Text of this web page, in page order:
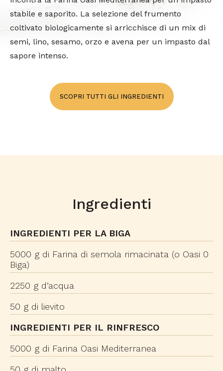
stabile e saporito. La selezione del frumento
coltivato biologicamente si arricchisce di un mix di
semi, lino, sesamo, orzo e avena per un impasto dal
sapore intenso.
SCOPRI TUTTI GLI INGREDIENTI
Ingredienti
INGREDIENTI PER LA BIGA
5000 g di Farina di semola rimacinata (o Oasi 0
Biga)
2250 g d’acqua
50 g di lievito
INGREDIENTI PER IL RINFRESCO
5000 g di Farina Oasi Mediterranea